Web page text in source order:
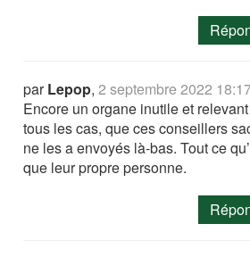
parLepop,2 septembre 2022
Encore un organe inutile et
tous les cas, que ces conseillers
ne les a envoyés là-bas. Tout ce
que leur propre personne.